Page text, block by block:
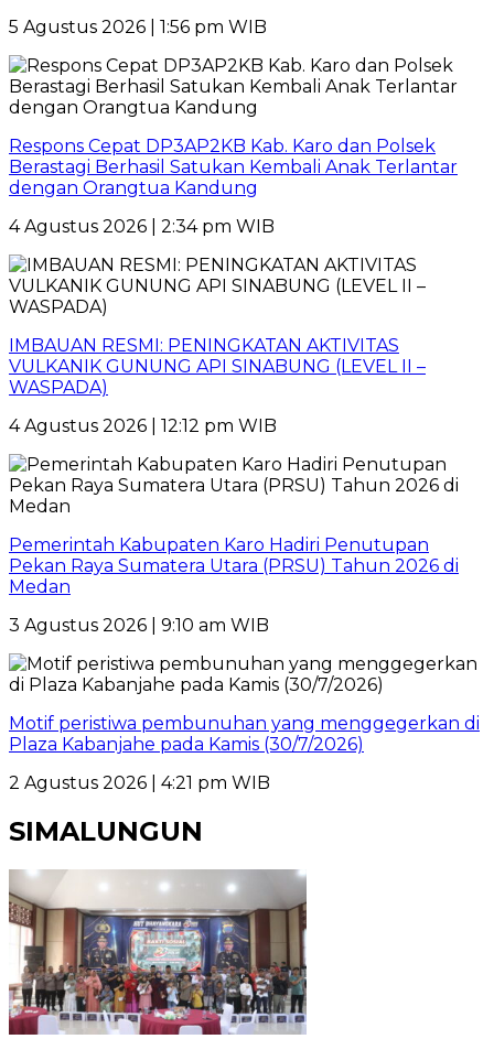
5 Agustus 2026 | 1:56 pm WIB
Respons Cepat DP3AP2KB Kab. Karo dan Polsek
Berastagi Berhasil Satukan Kembali Anak Terlantar
dengan Orangtua Kandung
4 Agustus 2026 | 2:34 pm WIB
IMBAUAN RESMI: PENINGKATAN AKTIVITAS
VULKANIK GUNUNG API SINABUNG (LEVEL II –
WASPADA)
4 Agustus 2026 | 12:12 pm WIB
Pemerintah Kabupaten Karo Hadiri Penutupan
Pekan Raya Sumatera Utara (PRSU) Tahun 2026 di
Medan
3 Agustus 2026 | 9:10 am WIB
Motif peristiwa pembunuhan yang menggegerkan di
Plaza Kabanjahe pada Kamis (30/7/2026)
2 Agustus 2026 | 4:21 pm WIB
SIMALUNGUN